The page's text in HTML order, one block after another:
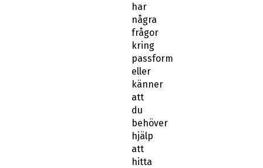
har
några
frågor
kring
passform
eller
känner
att
du
behöver
hjälp
att
hitta